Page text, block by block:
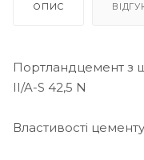
ОПИС
Портландцемент з
II/A-S 42,5 N
Властивості